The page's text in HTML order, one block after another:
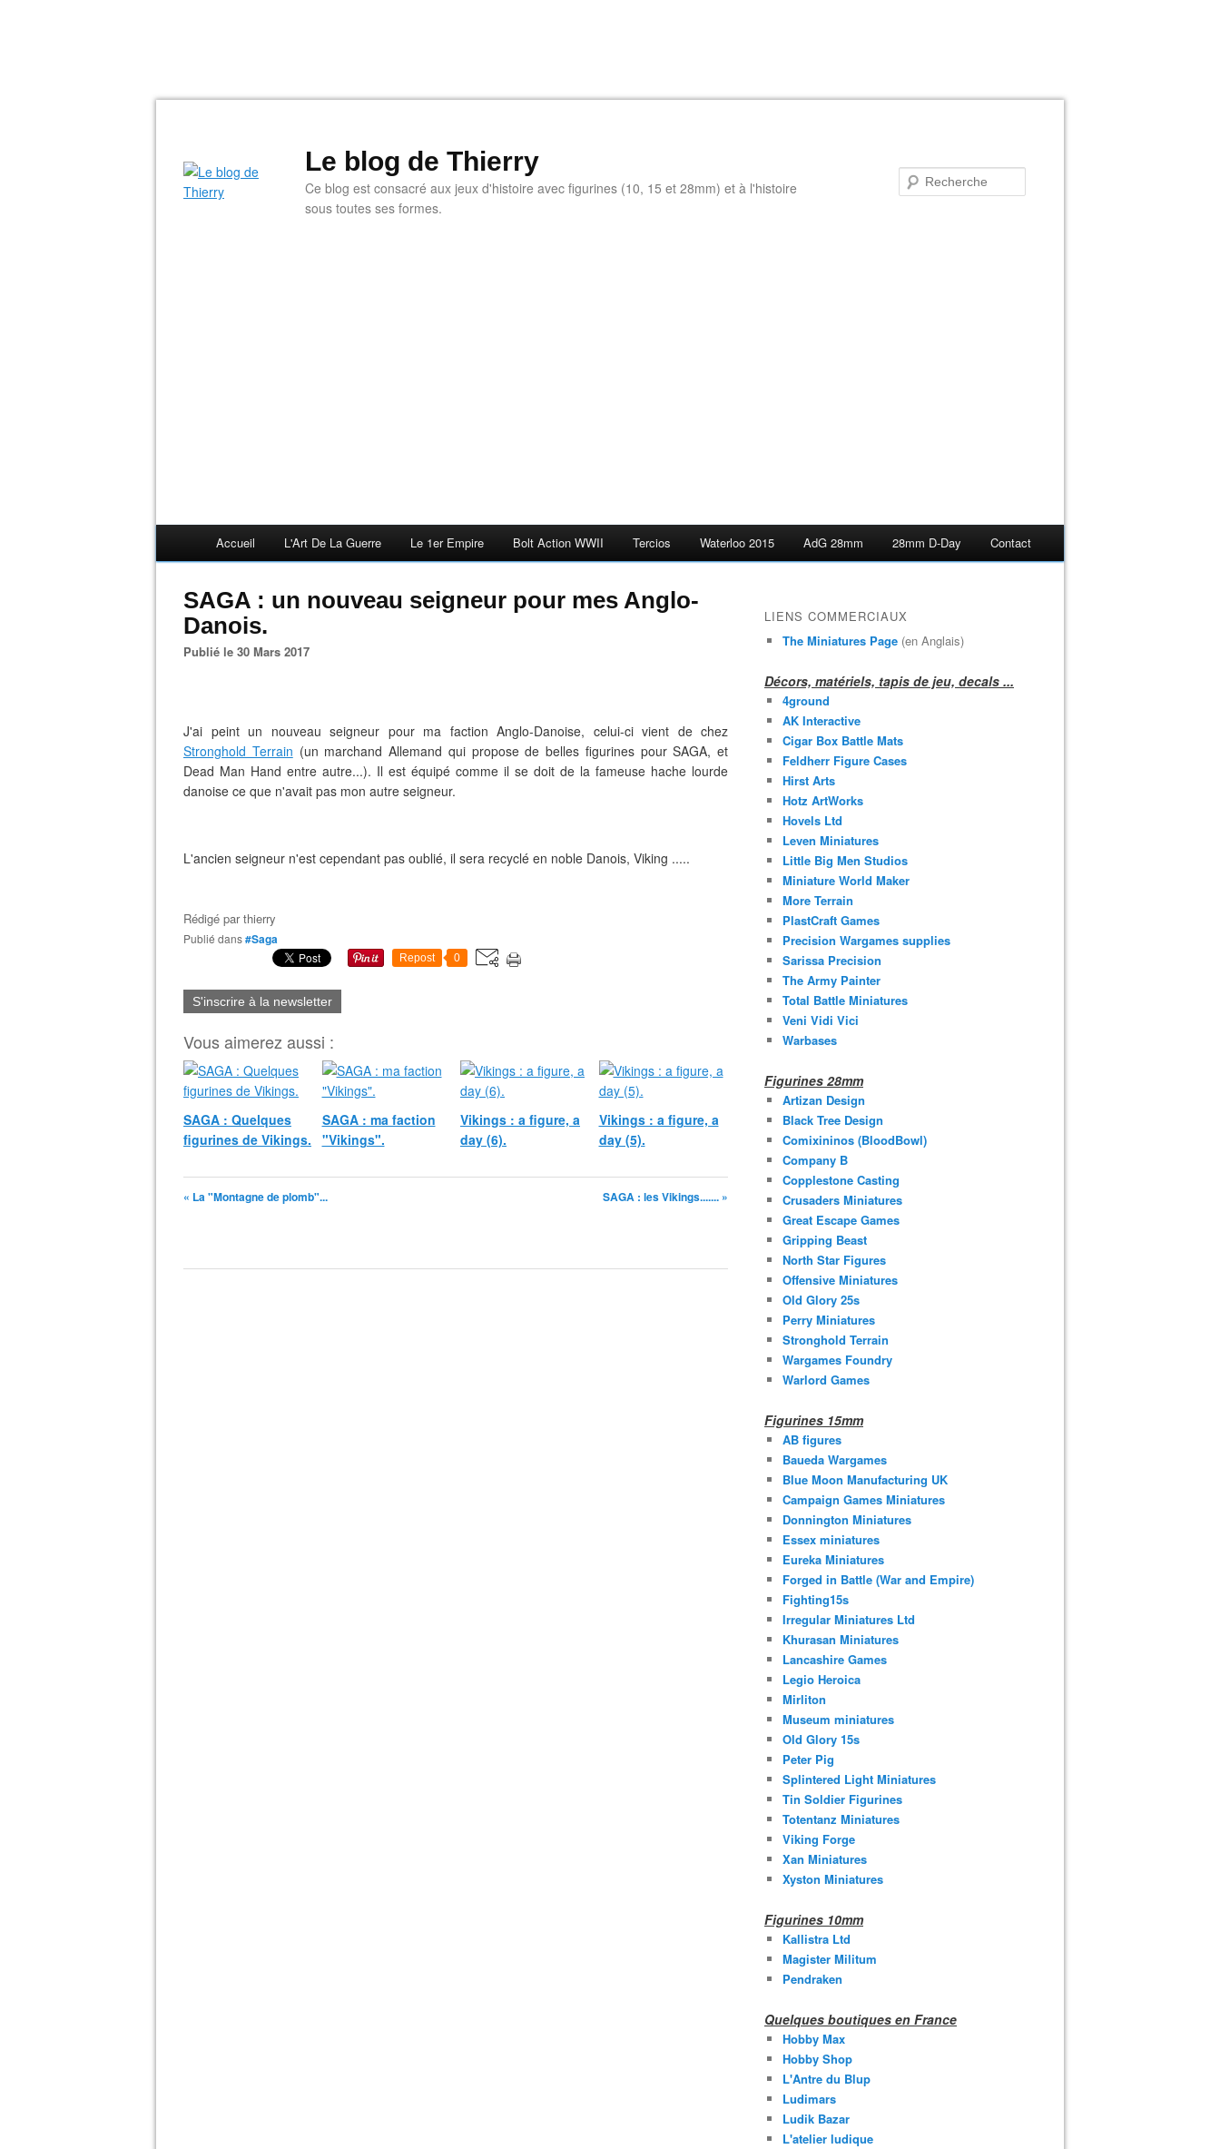
Le blog de Thierry
Ce blog est consacré aux jeux d'histoire avec figurines (10, 15 et 28mm) et à l'histoire
sous toutes ses formes.
Accueil L'Art De La Guerre Le 1er Empire Bolt Action WWII Tercios Waterloo 2015 AdG 28mm 28mm D-Day Contact
SAGA : un nouveau seigneur pour mes Anglo-
Danois.
Publié le 30 Mars 2017
J'ai peint un nouveau seigneur pour ma faction Anglo-Danoise, celui-ci vient de chez
Stronghold Terrain (un marchand Allemand qui propose de belles figurines pour SAGA, et
Dead Man Hand entre autre...). Il est équipé comme il se doit de la fameuse hache lourde
danoise ce que n'avait pas mon autre seigneur.
L'ancien seigneur n'est cependant pas oublié, il sera recyclé en noble Danois, Viking .....
Rédigé parthierry
Publié dans#Saga
Repost 0
S'inscrire à la newsletter
Vous aimerez aussi :
SAGA : Quelques
figurines de Vikings.
SAGA : ma faction
"Vikings".
Vikings : a figure, a
day (6).
Vikings : a figure, a
day (5).
« La "Montagne de plomb"... SAGA : les Vikings....... »
LIENS COMMERCIAUX
The Miniatures Page (en Anglais)
Décors, matériels, tapis de jeu, decals ...
4ground
AK Interactive
Cigar Box Battle Mats
Feldherr Figure Cases
Hirst Arts
Hotz ArtWorks
Hovels Ltd
Leven Miniatures
Little Big Men Studios
Miniature World Maker
More Terrain
PlastCraft Games
Precision Wargames supplies
Sarissa Precision
The Army Painter
Total Battle Miniatures
Veni Vidi Vici
Warbases
Figurines 28mm
Artizan Design
Black Tree Design
Comixininos (BloodBowl)
Company B
Copplestone Casting
Crusaders Miniatures
Great Escape Games
Gripping Beast
North Star Figures
Offensive Miniatures
Old Glory 25s
Perry Miniatures
Stronghold Terrain
Wargames Foundry
Warlord Games
Figurines 15mm
AB figures
Baueda Wargames
Blue Moon Manufacturing UK
Campaign Games Miniatures
Donnington Miniatures
Essex miniatures
Eureka Miniatures
Forged in Battle (War and Empire)
Fighting15s
Irregular Miniatures Ltd
Khurasan Miniatures
Lancashire Games
Legio Heroica
Mirliton
Museum miniatures
Old Glory 15s
Peter Pig
Splintered Light Miniatures
Tin Soldier Figurines
Totentanz Miniatures
Viking Forge
Xan Miniatures
Xyston Miniatures
Figurines 10mm
Kallistra Ltd
Magister Militum
Pendraken
Quelques boutiques en France
Hobby Max
Hobby Shop
L'Antre du Blup
Ludimars
Ludik Bazar
L'atelier ludique